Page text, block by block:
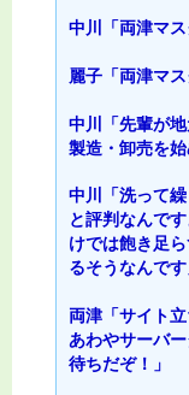
中川「両津マス
麗子「両津マス
中川「先輩が
製造・卸売を始
中川「洗って
と評判なんで
けでは飽き足
るそうなんです
両津「サイト
あわやサーバ
待ちだぞ！」